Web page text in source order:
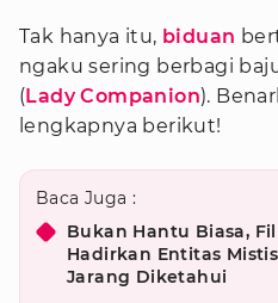
Tak hanya itu, biduan
ngaku sering berbagi
(Lady Companion).
lengkapnya berikut!
Baca Juga :
Bukan Hantu Biasa,
Hadirkan Entitas
Jarang Diketahui